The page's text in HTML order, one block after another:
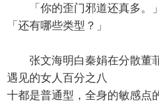
「你的歪门邪道还真多。」
「还有哪些类型？」
张文海明白秦娟在分散董
遇见的女人百分之八
十都是普通型，全身的敏感点